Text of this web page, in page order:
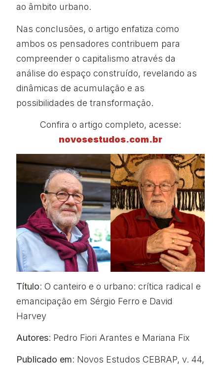
ao âmbito urbano.
Nas conclusões, o artigo enfatiza como
ambos os pensadores contribuem para
compreender o capitalismo através da
análise do espaço construído, revelando as
dinâmicas de acumulação e as
possibilidades de transformação.
Confira o artigo completo, acesse:
novosestudos.com.br
Título: O canteiro e o urbano: crítica radical e
emancipação em Sérgio Ferro e David
Harvey
Autores: Pedro Fiori Arantes e Mariana Fix
Publicado em: Novos Estudos CEBRAP, v. 44,